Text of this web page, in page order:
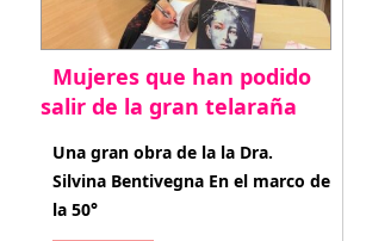
Mujeres que han podido
salir de la gran telaraña
abril 29, 2026
Una gran obra de la la Dra.
Silvina Bentivegna En el marco de
la 50°